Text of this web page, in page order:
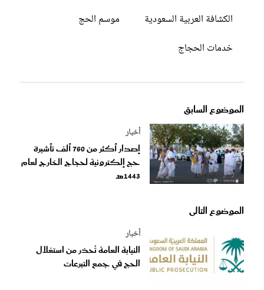
الكشافة العربية السعودية
موسم الحج
خدمات الحجاج
الموضوع السابق
أخبار
إصدار أكثر من 760 ألف تأشيرة
حج إلكترونية لحجاج الخارج لعام
1443هـ
الموضوع التالى
أخبار
النيابة العامة تُحذر من استغلال
الحج في جمع التبرعات